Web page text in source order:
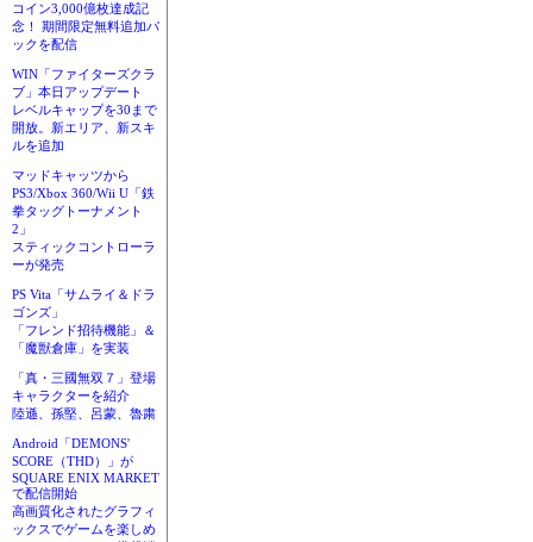
コイン3,000億枚達成記
念！ 期間限定無料追加パ
ックを配信
WIN「ファイターズクラ
ブ」本日アップデート
レベルキャップを30まで
開放。新エリア、新スキ
ルを追加
マッドキャッツから
PS3/Xbox 360/Wii U「鉄
拳タッグトーナメント
2」
スティックコントローラ
ーが発売
PS Vita「サムライ＆ドラ
ゴンズ」
「フレンド招待機能」＆
「魔獣倉庫」を実装
「真・三國無双７」登場
キャラクターを紹介
陸遜、孫堅、呂蒙、魯粛
Android「DEMONS'
SCORE（THD）」が
SQUARE ENIX MARKET
で配信開始
高画質化されたグラフィ
ックスでゲームを楽しめ